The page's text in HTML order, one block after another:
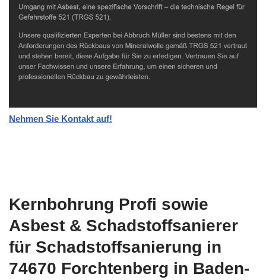
Nehmen Sie Kontakt auf!
Kernbohrung Profi sowie
Asbest & Schadstoffsanierer
für Schadstoffsanierung in
74670 Forchtenberg in Baden-